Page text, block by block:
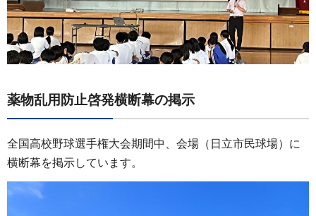
薬物乱用防止啓発横断幕の掲示
全国高校野球選手権大会期間中、会場（日立市民球場）に
横断幕を掲示しています。